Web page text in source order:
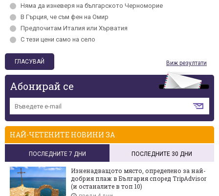
Няма да изневеря на българското Черномориe
В Гърция, че съм фен на Омир
Предпочитам Италия или Хърватия
С тези цени само на село
Виж резултати
Абонирай се
НАЙ-ЧЕТЕНИТЕ НОВИНИ ЗА
ПОСЛЕДНИТЕ 7 ДНИ ПОСЛЕДНИТЕ 30 ДНИ
Изненадващото място, определено за най-
добрия плаж в България според TripAdvisor
(и останалите в топ 10)